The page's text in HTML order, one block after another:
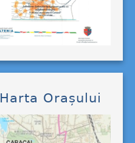
Harta Orașului